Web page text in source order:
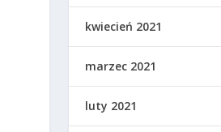
kwiecień 2021
marzec 2021
luty 2021